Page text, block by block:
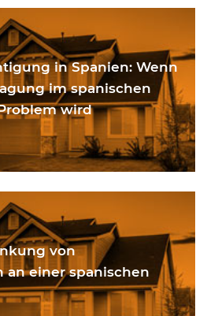
in Spanien: Wenn
im spanischen
wird
von
an einer spanischen